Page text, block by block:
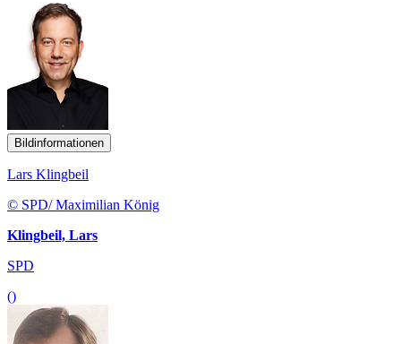
Bildinformationen
Lars Klingbeil
© SPD/ Maximilian König
Klingbeil, Lars
SPD
()